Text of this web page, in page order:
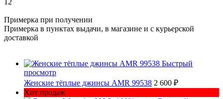
12
Примерка при получении
Примерка в пунктах выдачи, в магазине и с курьерской
доставкой
Быстрый
просмотр
Женские тёплые джинсы AMR 99538 2 600 ₽
Хит продаж